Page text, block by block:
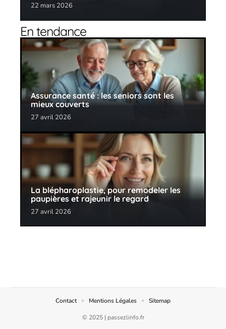
22 mars 2026
En tendance
Assurance santé : les seniors sont les
mieux couverts
27 avril 2026
La blépharoplastie, pour remodeler les
paupières et rajeunir le regard
27 avril 2026
© 2025 | passezlinfo.fr
Contact Mentions Légales Sitemap